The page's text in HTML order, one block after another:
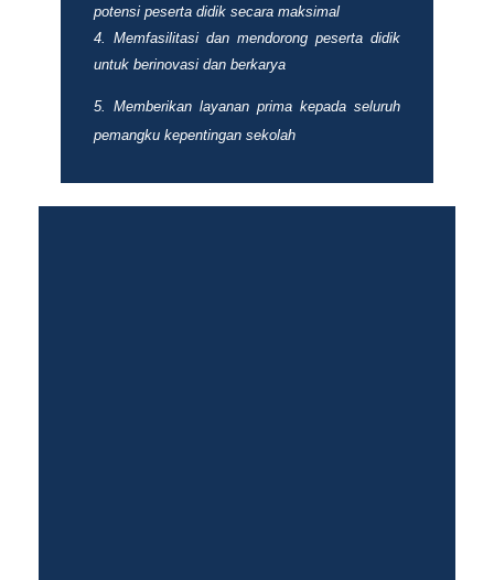
potensi peserta didik secara maksimal
Memfasilitasi dan mendorong peserta didik
untuk berinovasi dan berkarya
5. Memberikan layanan prima kepada seluruh
pemangku kepentingan sekolah